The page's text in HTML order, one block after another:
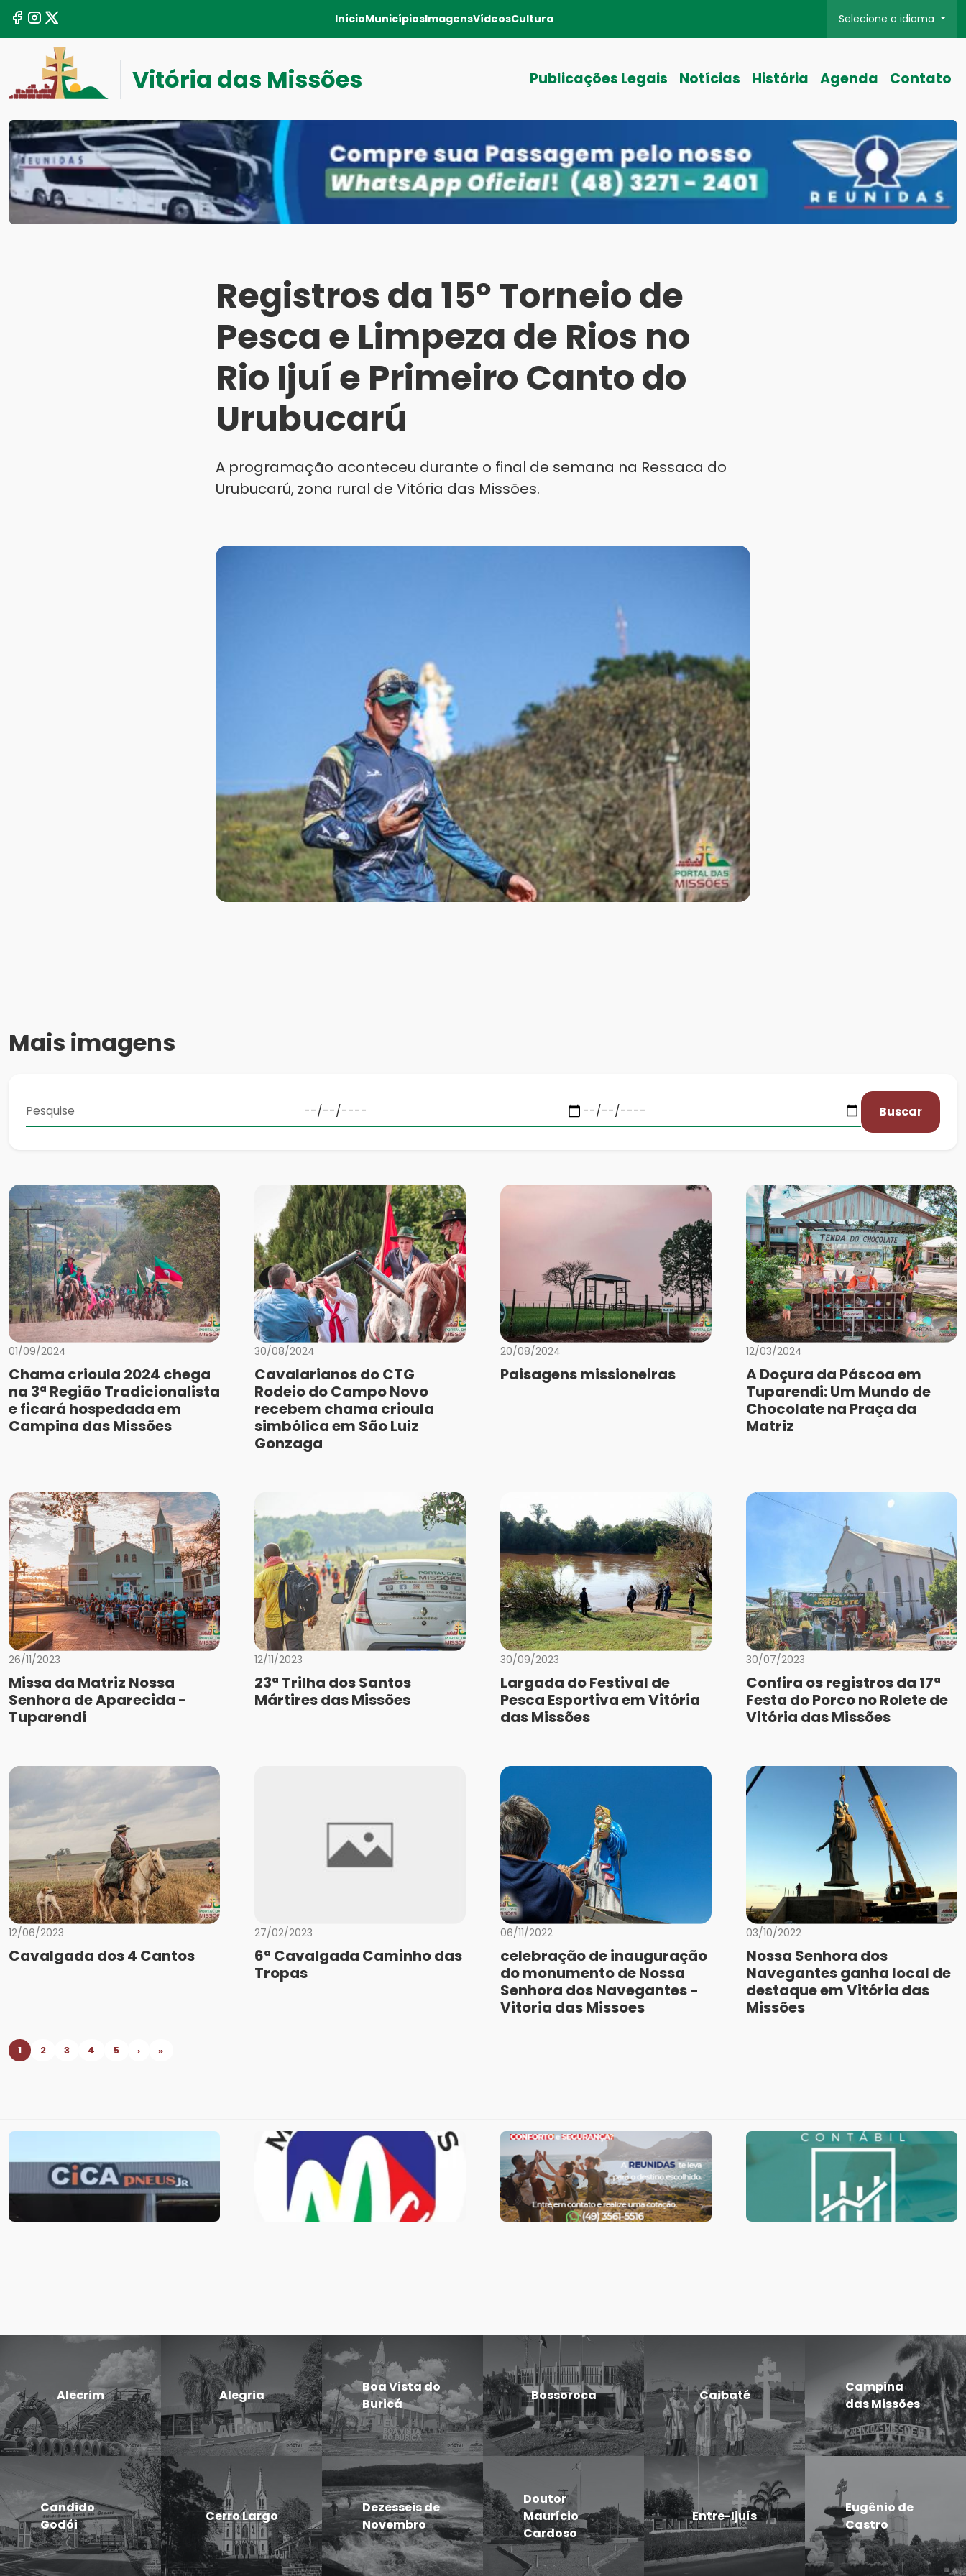
InícioMunicípiosImagensVídeosCultura Selecione o idioma
Vitória das Missões Publicações Legais Notícias História Agenda Contato
Registros da 15º Torneio de
Pesca e Limpeza de Rios no
Rio Ijuí e Primeiro Canto do
Urubucarú
A programação aconteceu durante o final de semana na Ressaca do
Urubucarú, zona rural de Vitória das Missões.
Mais imagens
Buscar
01/09/2024
Chama crioula 2024 chega
na 3ª Região Tradicionalista
e ficará hospedada em
Campina das Missões
30/08/2024
Cavalarianos do CTG
Rodeio do Campo Novo
recebem chama crioula
simbólica em São Luiz
Gonzaga
20/08/2024
Paisagens missioneiras
12/03/2024
A Doçura da Páscoa em
Tuparendi: Um Mundo de
Chocolate na Praça da
Matriz
26/11/2023
Missa da Matriz Nossa
Senhora de Aparecida -
Tuparendi
12/11/2023
23ª Trilha dos Santos
Mártires das Missões
30/09/2023
Largada do Festival de
Pesca Esportiva em Vitória
das Missões
30/07/2023
Confira os registros da 17ª
Festa do Porco no Rolete de
Vitória das Missões
12/06/2023
Cavalgada dos 4 Cantos
27/02/2023
6ª Cavalgada Caminho das
Tropas
06/11/2022
celebração de inauguração
do monumento de Nossa
Senhora dos Navegantes -
Vitoria das Missoes
03/10/2022
Nossa Senhora dos
Navegantes ganha local de
destaque em Vitória das
Missões
1 2 3 4 5 › »
Alecrim Alegria
Boa Vista do
Buricá
Bossoroca Caibaté
Campina
das Missões
Candido
Godói
Cerro Largo
Dezesseis de
Novembro
Doutor
Maurício
Cardoso
Entre-Ijuís
Eugênio de
Castro